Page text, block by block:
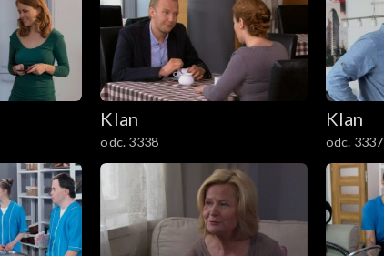
Klan
odc. 3338
Klan
odc. 3337